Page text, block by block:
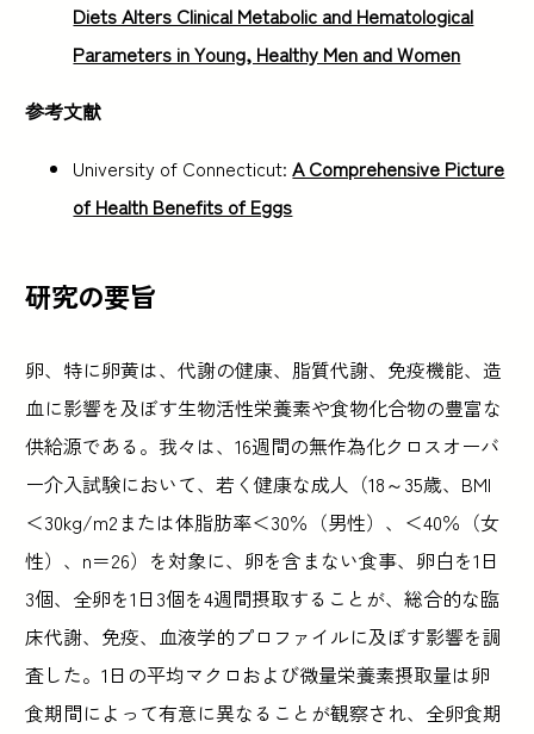
Diets Alters Clinical Metabolic and Hematological
Parameters in Young, Healthy Men and Women
参考文献
University of Connecticut:A Comprehensive Picture
of Health Benefits of Eggs
研究の要旨
卵、特に卵黄は、代謝の健康、脂質代謝、免疫機能、造
血に影響を及ぼす生物活性栄養素や食物化合物の豊富な
供給源である。我々は、16週間の無作為化クロスオーバ
ー介入試験において、若く健康な成人（18～35歳、BMI
＜30kg/m2または体脂肪率＜30％（男性）、＜40％（女
性）、n＝26）を対象に、卵を含まない食事、卵白を1日
3個、全卵を1日3個を4週間摂取することが、総合的な臨
床代謝、免疫、血液学的プロファイルに及ぼす影響を調
査した。1日の平均マクロおよび微量栄養素摂取量は卵
食期間によって有意に異なることが観察され、全卵食期